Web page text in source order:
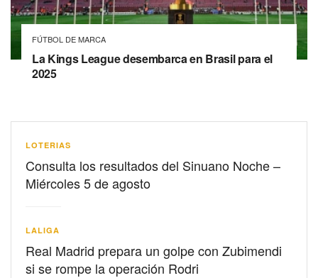
FÚTBOL DE MARCA
La Kings League desembarca en Brasil para el
2025
LOTERIAS
Consulta los resultados del Sinuano Noche –
Miércoles 5 de agosto
LALIGA
Real Madrid prepara un golpe con Zubimendi
si se rompe la operación Rodri